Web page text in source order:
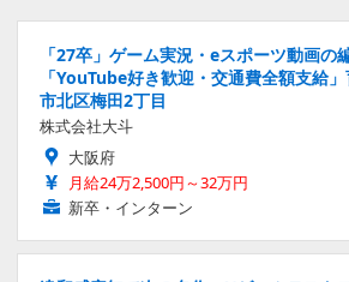
「27卒」ゲーム実況・eスポーツ動画の
「YouTube好き歓迎・交通費全額支給
市北区梅田2丁目
株式会社大斗
大阪府
月給24万2,500円～32万円
新卒・インターン